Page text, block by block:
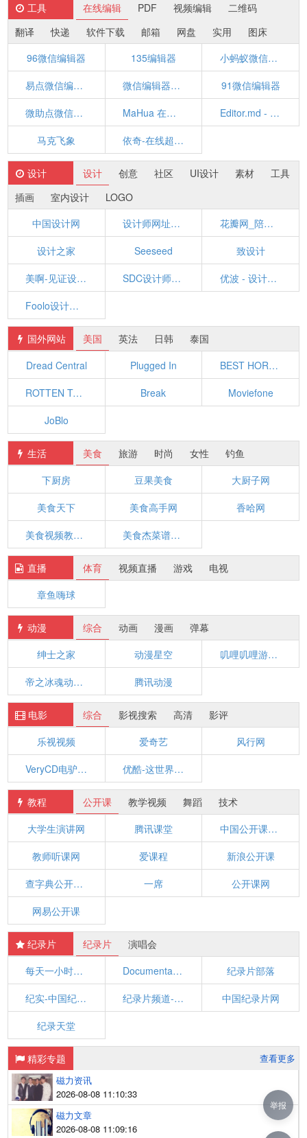
工具 在线编辑 PDF 视频编辑
二维码
翻译
快递 软件下载 邮箱 网盘 实用
图床
96微信编辑器
135编辑器
小蚂蚁微信编辑器
易点微信编辑器
微信编辑器_i排版
91微信编辑器
微助点微信编辑器
MaHua 在线markdown编辑器
Editor.md - 开源在线 Markdown 编辑器
马克飞象
依奇-在线超级转换工具
设计 设计 创意 社区 UI设计 素材
工具
插画
室内设计
LOGO
中国设计网
设计师网址导航
花瓣网_陪你做生活的设计师
设计之家
Seeseed
致设计
美啊-见证设计的力量
SDC设计师网址导航 - 学设计从这里开始！
优波 - 设计师必备网址导航 - 发现优秀的设计与网站
Foolo设计师导航
国外网站 美国 英法 日韩
泰国
Dread Central
Plugged In
BEST HORROR MOVIES
ROTTEN TOMATOES
Break
Moviefone
JoBlo
生活 美食 旅游 时尚 女性
钓鱼
下厨房
豆果美食
大厨子网
美食天下
美食高手网
香哈网
美食视频教学-美食行
美食杰菜谱视频
直播 体育 视频直播 游戏
电视
章鱼嗨球
动漫 综合 动画 漫画
弹幕
绅士之家
动漫星空
叽哩叽哩游戏网ACG（G站）
帝之冰魂动漫资源小站官网
腾讯动漫
电影 综合 影视搜索 高清
影评
乐视视频
爱奇艺
风行网
VeryCD电驴大全
优酷-这世界很酷
教程 公开课 教学视频 舞蹈
技术
大学生演讲网
腾讯课堂
中国公开课_央视网(cctv.com)
教师听课网
爱课程
新浪公开课
查字典公开课网
一席
公开课网
网易公开课
纪录片 纪录片
演唱会
每天一小时纪录片
Documentary Storm
纪录片部落
纪实-中国纪录片第一频道,最新、高清正版海量纪录片_央视网
纪录片频道-爱奇艺
中国纪录片网
纪录天堂
精彩专题
查看更多
磁力资讯
2026-08-08 11:10:33
磁力文章
2026-08-08 11:09:16
举报